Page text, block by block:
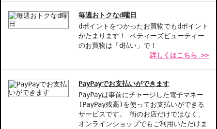
【こんな方へおすすめ】
鮮やかなカラーや質感を楽しみたい方。
唇の乾燥が気になる方、長時間のリップメイクで潤いを求める方。
商品番号：11216365
毎週おトクなd曜日
dポイントをつかったお買物でもdポイント
がたまります！ ベティーズビューティー
のお買物は「d払い」で！
詳しくはこちら >>
PayPayでお支払いができます
PayPayは事前にチャージした電子マネー
(PayPay残高)を使ってお支払いができる
サービスです。 街のお店だけではなく、
オンラインショップでもご利用いただけま